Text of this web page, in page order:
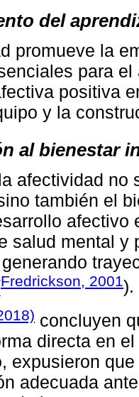
del
promueve la
para
positiva
y la
al bienestar
afectividad no
también el
afectivo
salud mental
Fredrickson, 2001).
concluyen
directa en
expusieron
adecuada